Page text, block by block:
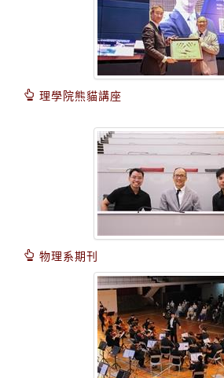
理學院熊貓講座
物理系期刊